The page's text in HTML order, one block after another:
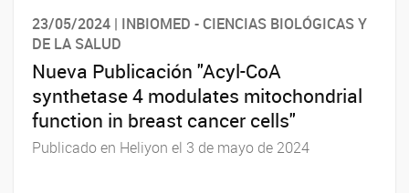
23/05/2024 | INBIOMED - CIENCIAS BIOLÓGICAS Y
DE LA SALUD
Nueva Publicación "Acyl-CoA
synthetase 4 modulates mitochondrial
function in breast cancer cells"
Publicado en Heliyon el 3 de mayo de 2024